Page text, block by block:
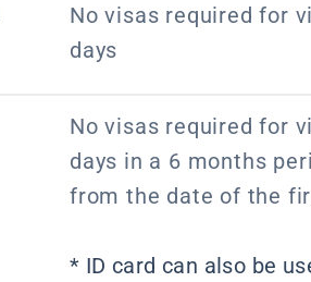
No visas required for
days
No visas required for
days in a 6 months
from the date of the
* ID card can also be